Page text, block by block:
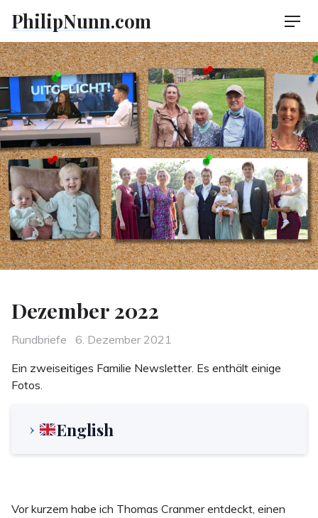
content
PhilipNunn.com
Dezember 2022
Categories
Rundbriefe
Posted
6. Dezember 2021
Ein zweiseitiges Familie Newsletter. Es enthält einige
Fotos.
English
Vor kurzem habe ich Thomas Cranmer entdeckt, einen